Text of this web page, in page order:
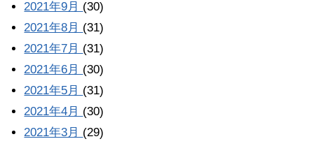
2021年9月 (30)
2021年8月 (31)
2021年7月 (31)
2021年6月 (30)
2021年5月 (31)
2021年4月 (30)
2021年3月 (29)